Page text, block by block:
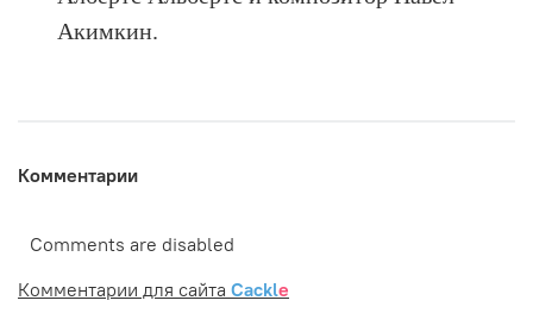
Акимкин.
Комментарии
Comments are disabled
Комментарии для сайта Cackle